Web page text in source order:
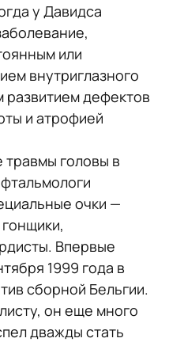
у Давидса
или
внутриглазного
дефектов
и атрофией
травмы головы в
очки —
Впервые
1999 года в
сборной Бельгии.
он еще много
дважды стать